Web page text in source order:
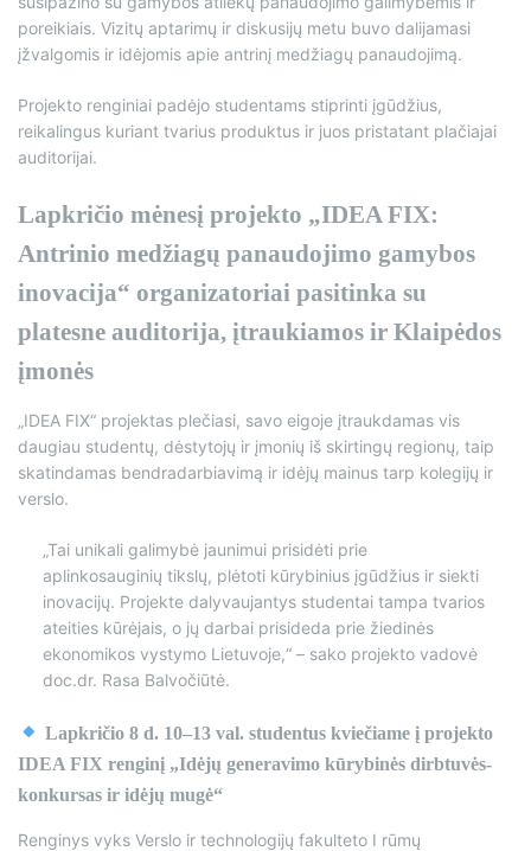
poreikiais. Vizitų aptarimų ir diskusijų metu buvo dalijamasi
įžvalgomis ir idėjomis apie antrinį medžiagų panaudojimą.
Projekto renginiai padėjo studentams stiprinti įgūdžius,
reikalingus kuriant tvarius produktus ir juos pristatant plačiajai
auditorijai.
Lapkričio mėnesį projekto „IDEA FIX:
Antrinio medžiagų panaudojimo gamybos
inovacija“ organizatoriai pasitinka su
platesne auditorija, įtraukiamos ir Klaipėdos
įmonės
„IDEA FIX“ projektas plečiasi, savo eigoje įtraukdamas vis
daugiau studentų, dėstytojų ir įmonių iš skirtingų regionų, taip
skatindamas bendradarbiavimą ir idėjų mainus tarp kolegijų ir
verslo.
„Tai unikali galimybė jaunimui prisidėti prie
aplinkosauginių tikslų, plėtoti kūrybinius įgūdžius ir siekti
inovacijų. Projekte dalyvaujantys studentai tampa tvarios
ateities kūrėjais, o jų darbai prisideda prie žiedinės
ekonomikos vystymo Lietuvoje,“ – sako projekto vadovė
doc.dr. Rasa Balvočiūtė.
Lapkričio 8 d. 10–13 val. studentus kviečiame į projekto
IDEA FIX renginį „Idėjų generavimo kūrybinės dirbtuvės-
konkursas ir idėjų mugė“
Renginys vyks Verslo ir technologijų fakulteto I rūmų